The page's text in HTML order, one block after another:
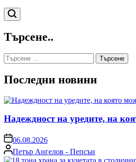
Търсене
Търсене..
Търсене
за:
Последни новини
Надеждност на уредите, на
on06.08.2026
Posted
by
Петър Ангелов - Пепсън